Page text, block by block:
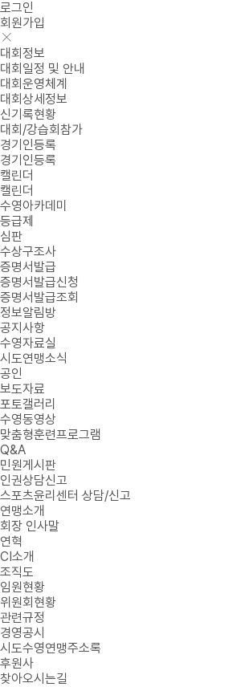
로그인
회원가입
대회정보
대회일정 및 안내
대회운영체계
대회상세정보
신기록현황
대회/강습회참가
경기인등록
경기인등록
캘린더
캘린더
수영아카데미
등급제
심판
수상구조사
증명서발급
증명서발급신청
증명서발급조회
정보알림방
공지사항
수영자료실
시도연맹소식
공인
보도자료
포토갤러리
수영동영상
맞춤형훈련프로그램
Q&A
민원게시판
인권상담신고
스포츠윤리센터 상담/신고
연맹소개
회장 인사말
연혁
CI소개
조직도
임원현황
위원회현황
관련규정
경영공시
시도수영연맹주소록
후원사
찾아오시는길